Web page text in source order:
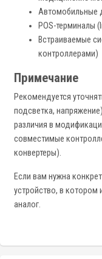
Автомобильные
POS-терминалы
Встраиваемые
контроллерами)
Примечание
Рекомендуется
подсветка,
различия в
совместимые
конвертеры).
Если вам нужна
устройство, в котором
аналог.